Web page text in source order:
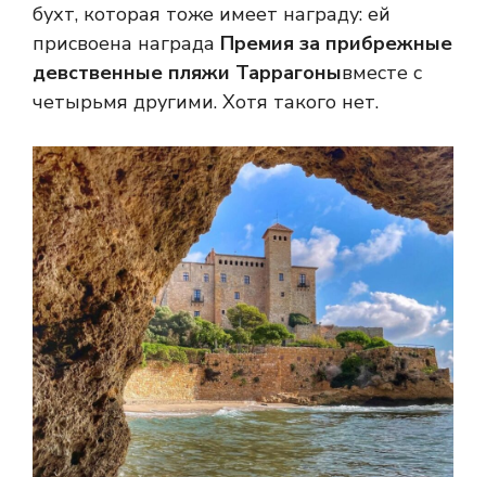
бухт, которая тоже имеет награду: ей
присвоена награда Премия за прибрежные
девственные пляжи Таррагонывместе с
четырьмя другими. Хотя такого нет.